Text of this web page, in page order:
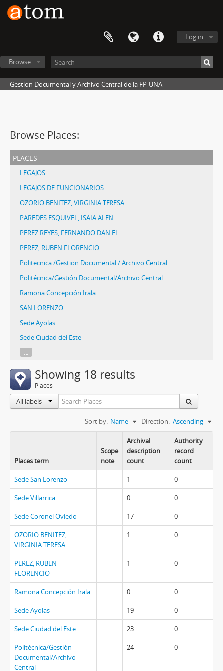
Log in
Browse
Gestion Documental y Archivo Central de la FP-UNA
Browse Places:
places
LEGAJOS
LEGAJOS DE FUNCIONARIOS
OZORIO BENITEZ, VIRGINIA TERESA
PAREDES ESQUIVEL, ISAIA ALEN
PEREZ REYES, FERNANDO DANIEL
PEREZ, RUBEN FLORENCIO
Politecnica /Gestion Documental / Archivo Central
Politécnica/Gestión Documental/Archivo Central
Ramona Concepción Irala
SAN LORENZO
Sede Ayolas
Sede Ciudad del Este
...
Showing 18 results
Places
All labels
Sort by: Name Direction: Ascending
Places term
Scope
note
Archival
description
count
Authority
record
count
Sede San Lorenzo 1 0
Sede Villarrica 0 0
Sede Coronel Oviedo 17 0
OZORIO BENITEZ,
VIRGINIA TERESA
1 0
PEREZ, RUBEN
FLORENCIO
1 0
Ramona Concepción Irala 0 0
Sede Ayolas 19 0
Sede Ciudad del Este 23 0
Politécnica/Gestión
Documental/Archivo
Central
24 0